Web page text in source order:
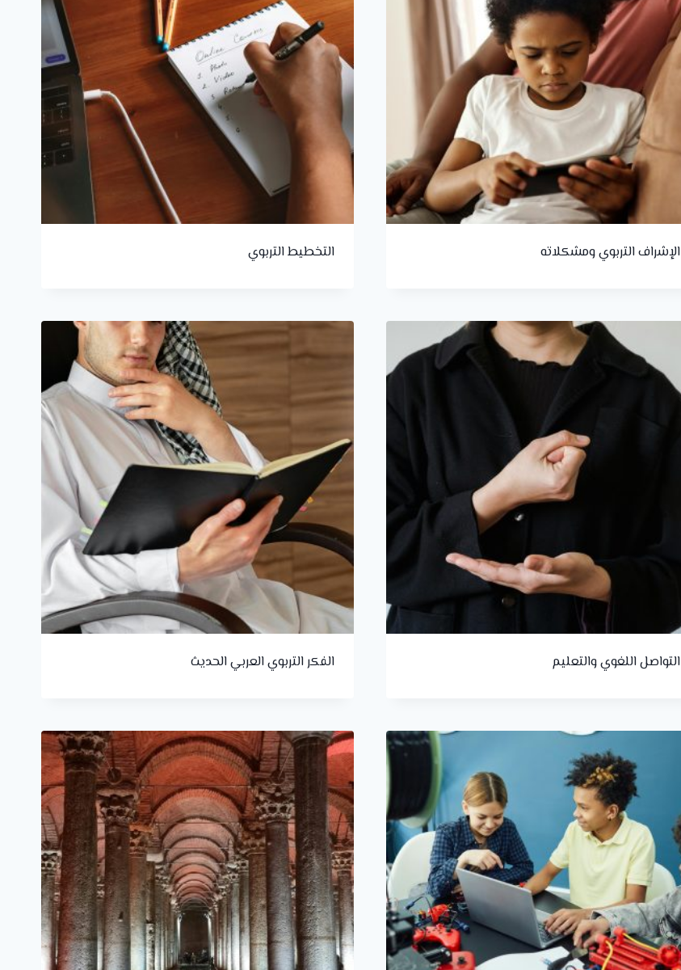
الإشراف التربوي ومشكلاته التخطيط التربوي
التواصل اللغوي والتعليم الفكر التربوي العربي الحديث